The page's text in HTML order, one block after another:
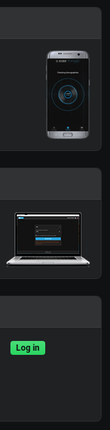
Log in